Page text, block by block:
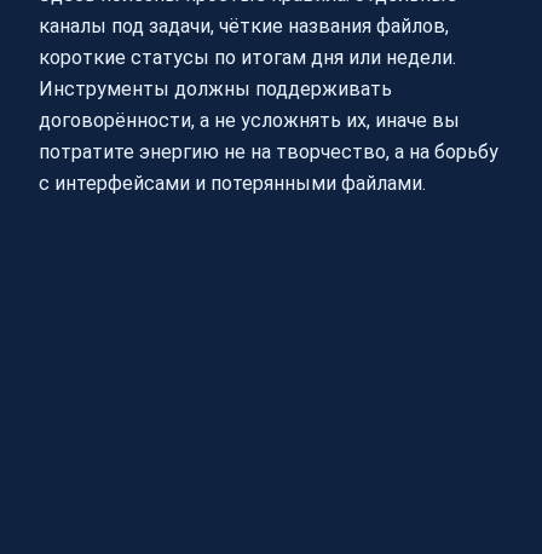
каналы под задачи, чёткие названия файлов,
короткие статусы по итогам дня или недели.
Инструменты должны поддерживать
договорённости, а не усложнять их, иначе вы
потратите энергию не на творчество, а на борьбу
с интерфейсами и потерянными файлами.